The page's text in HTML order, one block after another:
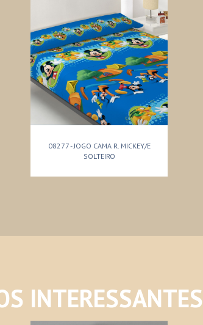
08277 - JOGO CAMA R. MICKEY/E
SOLTEIRO
INTERESSANTES